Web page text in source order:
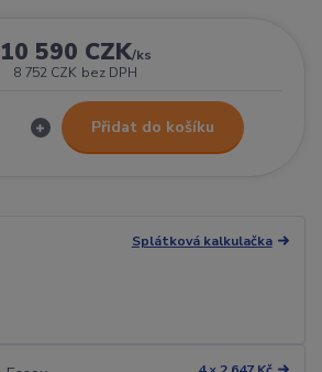
10 590 CZK/ks
8 752 CZK bez DPH
Přidat do košíku
Splátková kalkulačka